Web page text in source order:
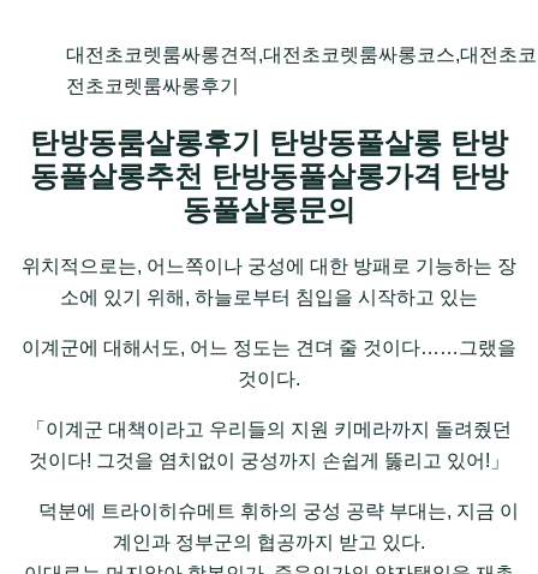
대전초코렛룸싸롱견적,대전초코렛룸싸롱코스,대전초
전초코렛룸싸롱후기
탄방동룸살롱후기 탄방동풀살롱 탄방
동풀살롱추천 탄방동풀살롱가격 탄방
동풀살롱문의
위치적으로는, 어느쪽이나 궁성에 대한 방패로 기능하는 장
소에 있기 위해, 하늘로부터 침입을 시작하고 있는
이계군에 대해서도, 어느 정도는 견뎌 줄 것이다……그랬을
것이다.
「이계군 대책이라고 우리들의 지원 키메라까지 돌려줬던
것이다! 그것을 염치없이 궁성까지 손쉽게 뚫리고 있어!」
덕분에 트라이히슈메트 휘하의 궁성 공략 부대는, 지금 이
계인과 정부군의 협공까지 받고 있다.